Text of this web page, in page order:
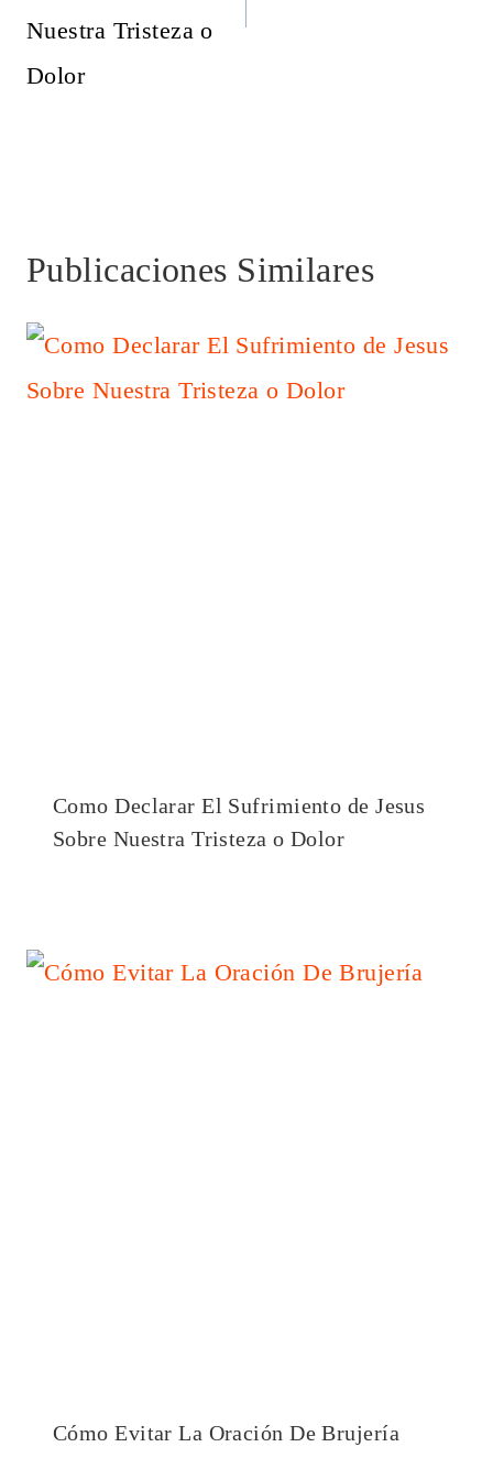
Nuestra Tristeza o
Dolor
Publicaciones Similares
Como Declarar El Sufrimiento de Jesus
Sobre Nuestra Tristeza o Dolor
Cómo Evitar La Oración De Brujería